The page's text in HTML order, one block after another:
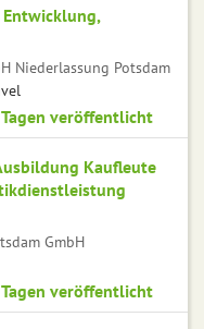
Niederlassung Potsdam
veröffentlicht
Kaufleute
GmbH
veröffentlicht